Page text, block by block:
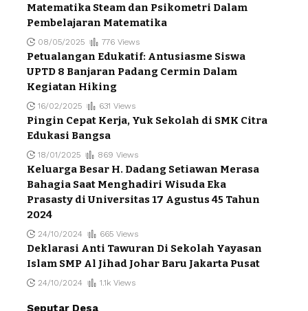
Matematika Steam dan Psikometri Dalam
Pembelajaran Matematika
08/05/2025 776 Views
Petualangan Edukatif: Antusiasme Siswa
UPTD 8 Banjaran Padang Cermin Dalam
Kegiatan Hiking
16/02/2025 631 Views
Pingin Cepat Kerja, Yuk Sekolah di SMK Citra
Edukasi Bangsa
18/01/2025 869 Views
Keluarga Besar H. Dadang Setiawan Merasa
Bahagia Saat Menghadiri Wisuda Eka
Prasasty di Universitas 17 Agustus 45 Tahun
2024
24/10/2024 665 Views
Deklarasi Anti Tawuran Di Sekolah Yayasan
Islam SMP Al Jihad Johar Baru Jakarta Pusat
24/10/2024 1.1k Views
Seputar Desa